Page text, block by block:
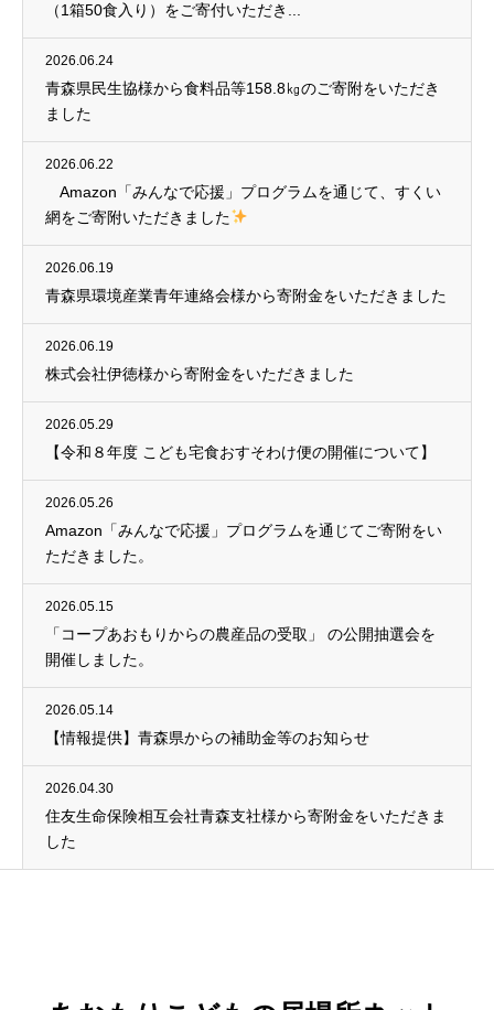
（1箱50食入り）をご寄付いただき...
2026.06.24
青森県民生協様から食料品等158.8㎏のご寄附をいただき
ました
2026.06.22
Amazon「みんなで応援」プログラムを通じて、すくい
網をご寄附いただきました
2026.06.19
青森県環境産業青年連絡会様から寄附金をいただきました
2026.06.19
株式会社伊徳様から寄附金をいただきました
2026.05.29
【令和８年度 こども宅食おすそわけ便の開催について】
2026.05.26
Amazon「みんなで応援」プログラムを通じてご寄附をい
ただきました。
2026.05.15
「コープあおもりからの農産品の受取」 の公開抽選会を
開催しました。
2026.05.14
【情報提供】青森県からの補助金等のお知らせ
2026.04.30
住友生命保険相互会社青森支社様から寄附金をいただきま
した